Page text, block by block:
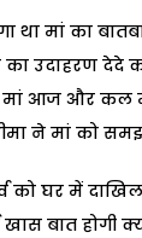
था मां का
का उदाहरण देदे
मां आज और कल में
ने मां को
को घर में
बात होगी